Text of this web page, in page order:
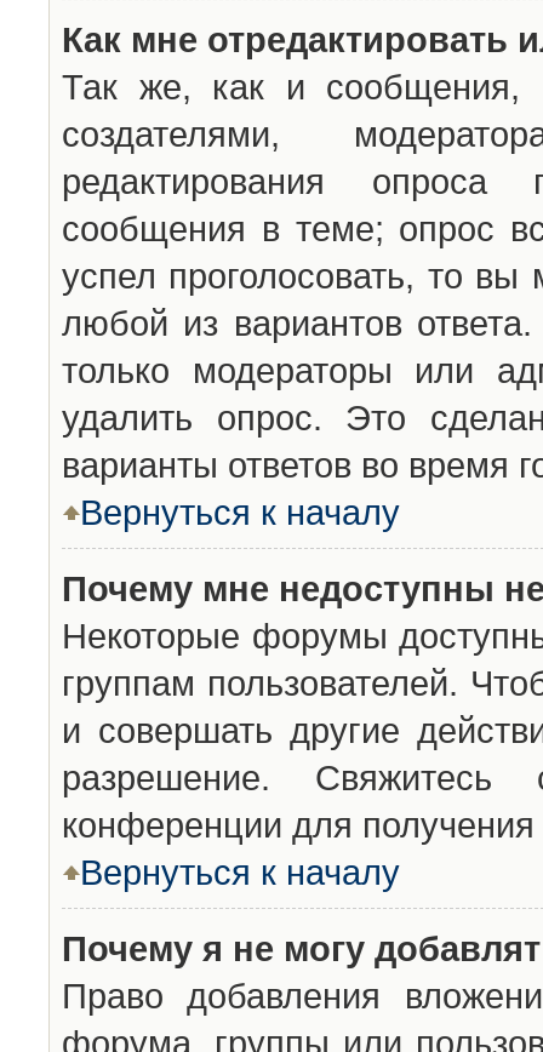
Как мне отредактировать
Так же, как и сообщения,
создателями,
редактирования опроса
сообщения в теме; опрос
успел проголосовать, то вы
любой из вариантов
только модераторы или
удалить опрос. Это
варианты ответов во время
Вернуться к началу
Почему мне недоступны
Некоторые форумы
группам пользователей.
и совершать другие
разрешение. Свяжитесь
конференции для получения
Вернуться к началу
Почему я не могу
Право добавления
форума, группы или